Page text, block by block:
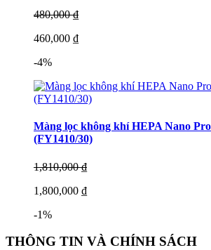
480,000 ₫
460,000 ₫
-4%
Màng lọc không khí HEPA Nano
(FY1410/30)
1,810,000 ₫
1,800,000 ₫
-1%
THÔNG TIN VÀ CHÍNH SÁCH